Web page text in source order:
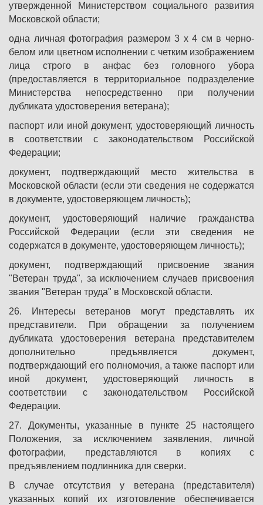
утвержденной Министерством социального развития
Московской области;
одна личная фотография размером 3 x 4 см в черно-
белом или цветном исполнении с четким изображением
лица строго в анфас без головного убора
(предоставляется в территориальное подразделение
Министерства непосредственно при получении
дубликата удостоверения ветерана);
паспорт или иной документ, удостоверяющий личность
в соответствии с законодательством Российской
Федерации;
документ, подтверждающий место жительства в
Московской области (если эти сведения не содержатся
в документе, удостоверяющем личность);
документ, удостоверяющий наличие гражданства
Российской Федерации (если эти сведения не
содержатся в документе, удостоверяющем личность);
документ, подтверждающий присвоение звания
"Ветеран труда", за исключением случаев присвоения
звания "Ветеран труда" в Московской области.
26. Интересы ветеранов могут представлять их
представители. При обращении за получением
дубликата удостоверения ветерана представителем
дополнительно предъявляется документ,
подтверждающий его полномочия, а также паспорт или
иной документ, удостоверяющий личность в
соответствии с законодательством Российской
Федерации.
27. Документы, указанные в пункте 25 настоящего
Положения, за исключением заявления, личной
фотографии, представляются в копиях с
предъявлением подлинника для сверки.
В случае отсутствия у ветерана (представителя)
указанных копий их изготовление обеспечивается